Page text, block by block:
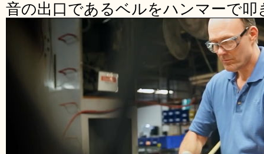
音の出口であるベルをハンマーで